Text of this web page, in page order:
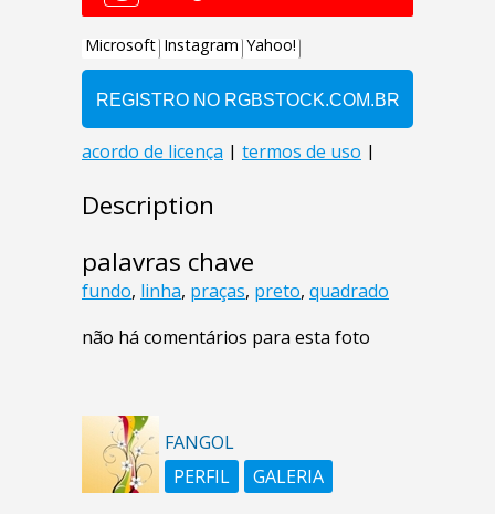
Description
palavras chave
fundo, linha, praças, preto, quadrado
não há comentários para esta foto
FANGOL
PERFIL
GALERIA